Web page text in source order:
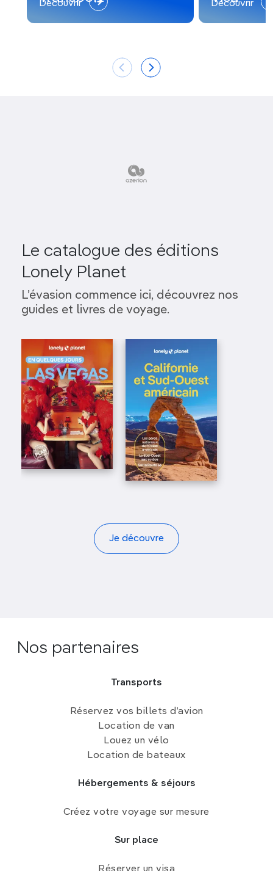
Découvrir Découvrir
Le catalogue des éditions
Lonely Planet
L’évasion commence ici, découvrez nos
guides et livres de voyage.
Je découvre
Nos partenaires
Transports
Réservez vos billets d’avion
Location de van
Louez un vélo
Location de bateaux
Hébergements & séjours
Créez votre voyage sur mesure
Sur place